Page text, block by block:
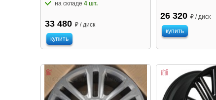
на складе 4 шт.
33 480 ₽ / диск
купить
26 320 ₽ / диск
купить